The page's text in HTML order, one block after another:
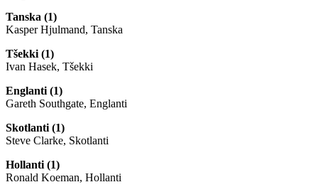
Tanska (1)
Kasper Hjulmand, Tanska
Tšekki (1)
Ivan Hasek, Tšekki
Englanti (1)
Gareth Southgate, Englanti
Skotlanti (1)
Steve Clarke, Skotlanti
Hollanti (1)
Ronald Koeman, Hollanti